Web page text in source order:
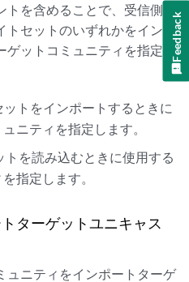
トを含めることで、受信側サ
トセットのいずれかをインポ
ゲットコミュニティを指定で
トをインポートするときに
ニティを指定します。
トを読み込むときに使用する
指定します。
ターゲットユニキャス
ュニティをインポートターゲ
Feedback